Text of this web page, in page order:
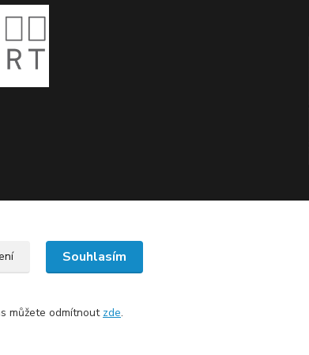
sběr cookies.Souhlasím
můžete odmítnout zde.